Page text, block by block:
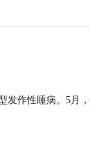
发作性睡病。5月